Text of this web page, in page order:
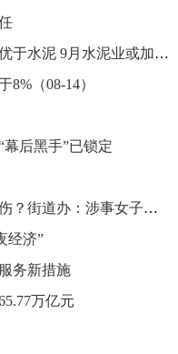
惠誉：二季度钢材和铝材行业表现优于水泥 9月水泥业或加快复苏
8%（08-14）
后黑手”已锁定
山东多名醉酒男子被一女子持刀砍伤？街道办：涉事女子已被带走
经济”
务新措施
万亿元